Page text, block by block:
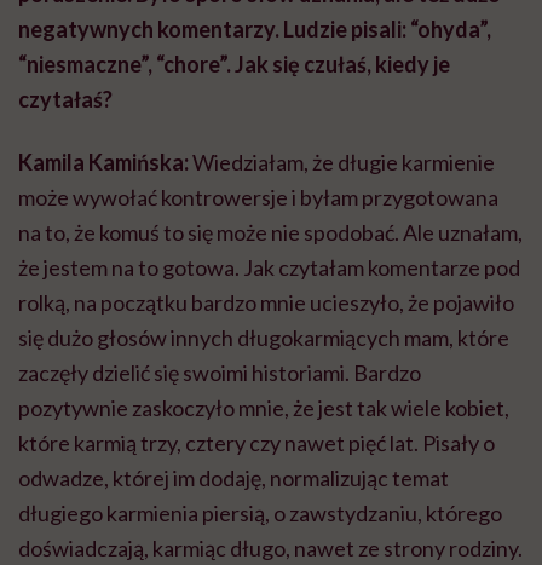
negatywnych komentarzy. Ludzie pisali: “ohyda”,
“niesmaczne”, “chore”. Jak się czułaś, kiedy je
czytałaś?
Kamila Kamińska:Wiedziałam, że długie karmienie
może wywołać kontrowersje i byłam przygotowana
na to, że komuś to się może nie spodobać. Ale uznałam,
że jestem na to gotowa. Jak czytałam komentarze pod
rolką, na początku bardzo mnie ucieszyło, że pojawiło
się dużo głosów innych długokarmiących mam, które
zaczęły dzielić się swoimi historiami. Bardzo
pozytywnie zaskoczyło mnie, że jest tak wiele kobiet,
które karmią trzy, cztery czy nawet pięć lat. Pisały o
odwadze, której im dodaję, normalizując temat
długiego karmienia piersią, o zawstydzaniu, którego
doświadczają, karmiąc długo, nawet ze strony rodziny.